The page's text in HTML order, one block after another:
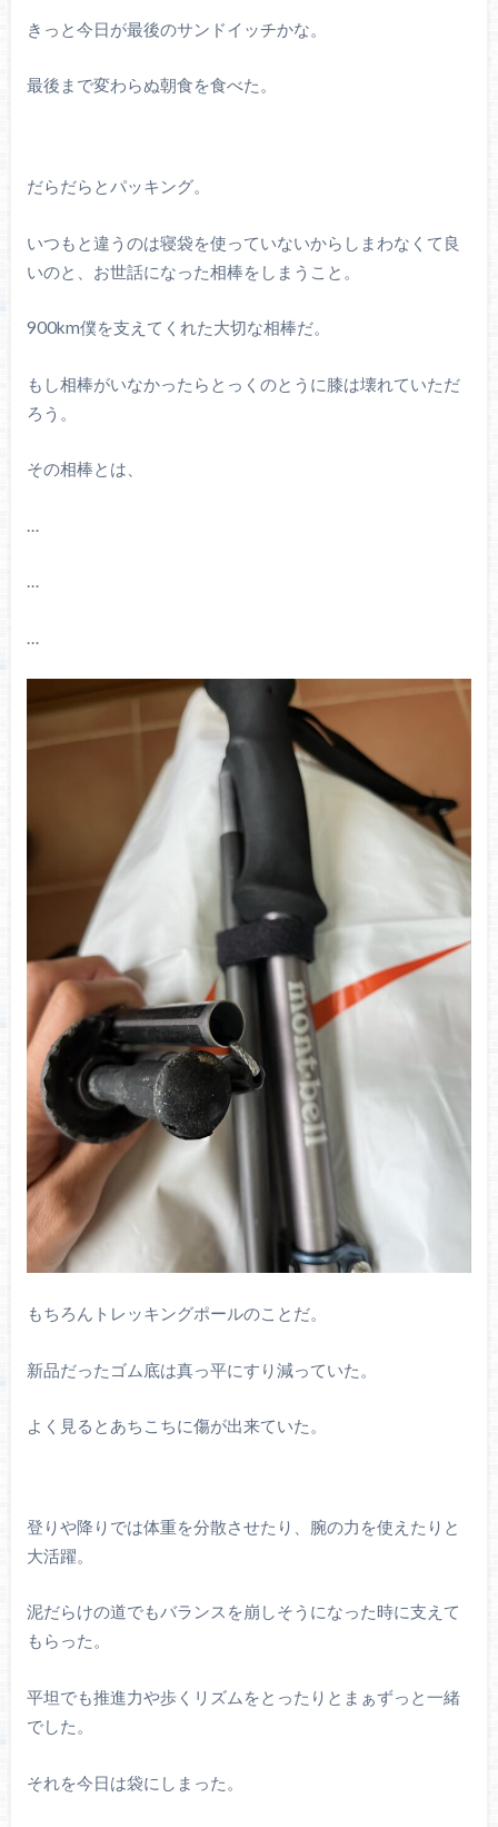
きっと今日が最後のサンドイッチかな。
最後まで変わらぬ朝食を食べた。
だらだらとパッキング。
いつもと違うのは寝袋を使っていないからしまわなくて良
いのと、お世話になった相棒をしまうこと。
900km僕を支えてくれた大切な相棒だ。
もし相棒がいなかったらとっくのとうに膝は壊れていただ
ろう。
その相棒とは、
…
…
…
もちろんトレッキングポールのことだ。
新品だったゴム底は真っ平にすり減っていた。
よく見るとあちこちに傷が出来ていた。
登りや降りでは体重を分散させたり、腕の力を使えたりと
大活躍。
泥だらけの道でもバランスを崩しそうになった時に支えて
もらった。
平坦でも推進力や歩くリズムをとったりとまぁずっと一緒
でした。
それを今日は袋にしまった。